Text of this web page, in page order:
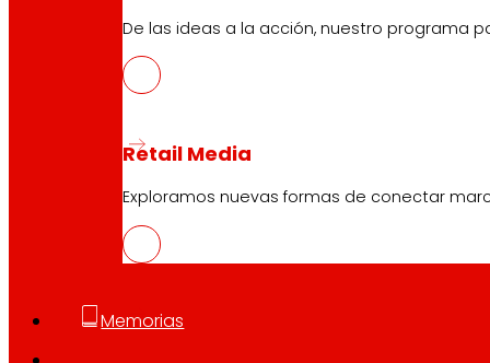
De las ideas a la acción, nuestro programa
Retail Media
Exploramos nuevas formas de conectar
Memorias